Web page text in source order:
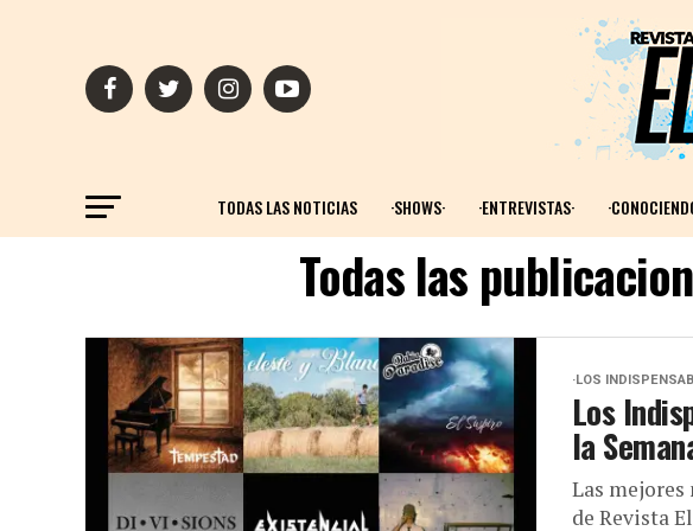
TODAS LAS NOTICIAS ·SHOWS· ·ENTREVISTAS·
Todas las
·LOS
Los
la
Las mejores
de Revista